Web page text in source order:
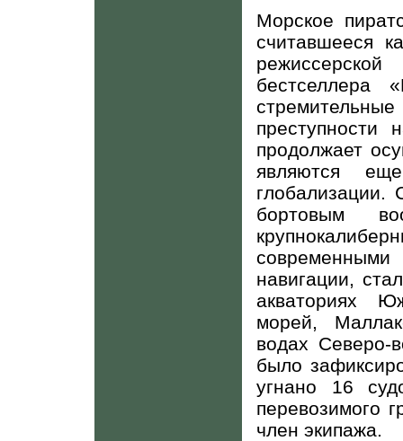
Морское
считавшееся
бестселлера
преступности
продолжает
являются
глобализации.
бортовым
навигации,
акваториях
морей,
водах Северо-
было
угнано 16
перевозимого
член экипажа.